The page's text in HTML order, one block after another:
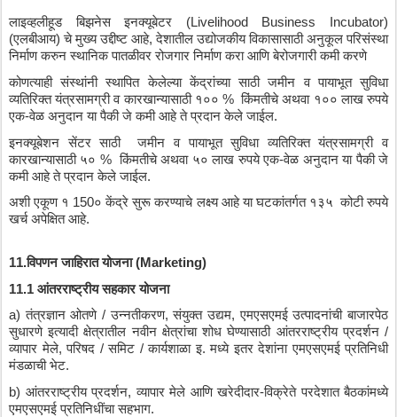
लाइव्हलीहूड बिझनेस इनक्यूबेटर (Livelihood Business Incubator)
(एलबीआय) चे मुख्य उद्दीष्ट आहे, देशातील उद्योजकीय विकासासाठी अनुकूल परिसंस्था
निर्माण करुन स्थानिक पातळीवर रोजगार निर्माण करा आणि बेरोजगारी कमी करणे
कोणत्याही संस्थांनी स्थापित केलेल्या केंद्रांच्या साठी जमीन व पायाभूत सुविधा
व्यतिरिक्त यंत्रसामग्री व कारखान्यासाठी १०० % किंमतीचे अथवा १०० लाख रुपये
एक-वेळ अनुदान या पैकी जे कमी आहे ते प्रदान केले जाईल.
इनक्यूबेशन
सेंटर साठी जमीन व पायाभूत सुविधा व्यतिरिक्त यंत्रसामग्री
व
कारखान्यासाठी ५० % किंमतीचे अथवा ५० लाख रुपये एक-वेळ अनुदान या पैकी जे
कमी आहे ते प्रदान केले जाईल.
अशी एकूण १ 150० केंद्रे सुरू करण्याचे लक्ष्य आहे या घटकांतर्गत १३५ कोटी रुपये
खर्च अपेक्षित आहे.
11.विपणन जाहिरात योजना (Marketing)
11.1 आंतरराष्ट्रीय सहकार योजना
a) तंत्रज्ञान ओतणे / उन्नतीकरण, संयुक्त उद्यम, एमएसएमई उत्पादनांची बाजारपेठ
सुधारणे इत्यादी क्षेत्रातील नवीन क्षेत्रांचा शोध घेण्यासाठी आंतरराष्ट्रीय प्रदर्शन
व्यापार मेले, परिषद / समिट / कार्यशाळा इ. मध्ये इतर देशांना एमएसएमई प्रतिनिधी
मंडळाची भेट.
b) आंतरराष्ट्रीय प्रदर्शन, व्यापार मेले आणि खरेदीदार-विक्रेते परदेशात बैठकांमध्ये
एमएसएमई प्रतिनिधींचा सहभाग.